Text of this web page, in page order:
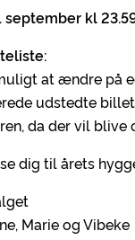
kl
at ændre på
udstedte
da der vil blive
dig til årets
Marie og Vibeke